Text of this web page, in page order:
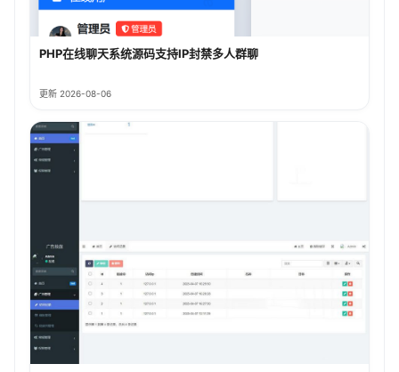
PHP在线聊天系统源码支持IP封禁多人群聊
更新 2026-08-06